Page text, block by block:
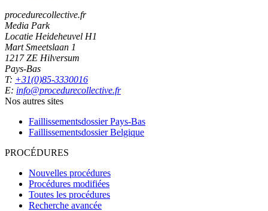
procedurecollective.fr
Media Park
Locatie Heideheuvel H1
Mart Smeetslaan 1
1217 ZE Hilversum
Pays-Bas
T: +31(0)85-3330016
E: info@procedurecollective.fr
Nos autres sites
Faillissementsdossier Pays-Bas
Faillissementsdossier Belgique
PROCÉDURES
Nouvelles procédures
Procédures modifiées
Toutes les procédures
Recherche avancée